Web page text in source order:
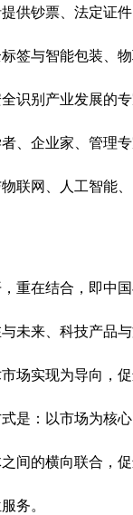
供钞票、法定证
签与智能包装、
识别产业发展的
、企业家、管理
联网、人工智能
重在结合，即中国
未来、科技产品
场实现为导向，
是：以市场为核
间的横向联合，促
务。